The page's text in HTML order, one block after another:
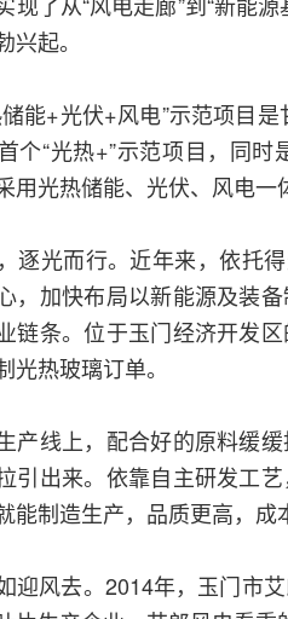
兴起。
能+光伏+风电”示范项目
个“光热+”示范项目，同
用光热储能、光伏、风电一
逐光而行。近年来，依托
，加快布局以新能源及装
链条。位于玉门经济开发
光热玻璃订单。
产线上，配合好的原料缓
引出来。依靠自主研发工
能制造生产，品质更高，成
迎风去。2014年，玉门市